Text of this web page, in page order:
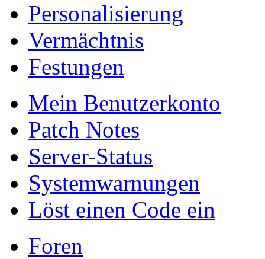
Personalisierung
Vermächtnis
Festungen
Mein Benutzerkonto
Patch Notes
Server-Status
Systemwarnungen
Löst einen Code ein
Foren